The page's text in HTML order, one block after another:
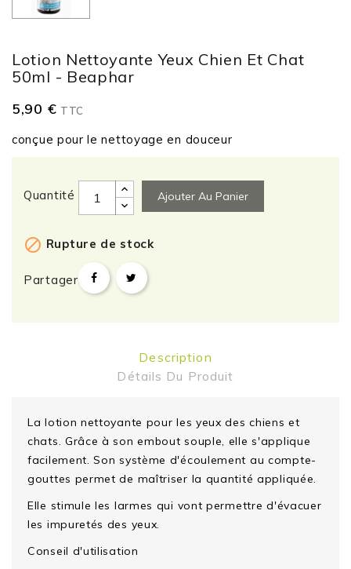
Lotion Nettoyante Yeux Chien Et Chat
50ml - Beaphar
5,90 € TTC
conçue pour le nettoyage en douceur
Quantité Ajouter Au Panier
 Rupture de stock
Partager
Description
Détails Du Produit
La lotion nettoyante pour les yeux des chiens et
chats. Grâce à son embout souple, elle s'applique
facilement. Son système d'écoulement au compte-
gouttes permet de maîtriser la quantité appliquée.
Elle stimule les larmes qui vont permettre d'évacuer
les impuretés des yeux.
Conseil d'utilisation